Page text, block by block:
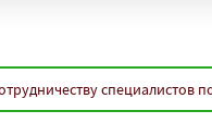
специалистов